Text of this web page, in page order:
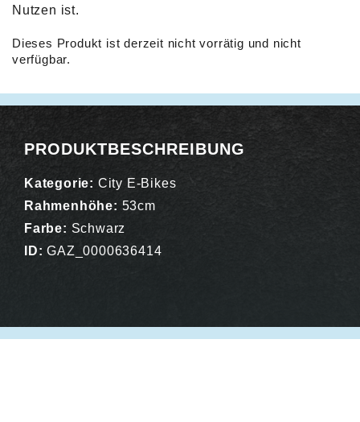
Nutzen ist.
Dieses Produkt ist derzeit nicht vorrätig und nicht
verfügbar.
PRODUKTBESCHREIBUNG
Kategorie: City E-Bikes
Rahmenhöhe: 53cm
Farbe: Schwarz
ID: GAZ_0000636414